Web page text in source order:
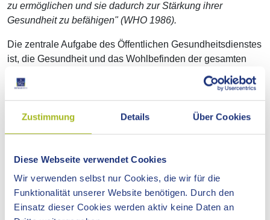
Zustimmung Details Über Cookies
Diese Webseite verwendet Cookies
Wir verwenden selbst nur Cookies, die wir für die
Funktionalität unserer Website benötigen. Durch den
Einsatz dieser Cookies werden aktiv keine Daten an
zu ermöglichen und sie dadurch zur Stärkung ihrer
Gesundheit zu befähigen" (WHO 1986).
Die zentrale Aufgabe des Öffentlichen Gesundheitsdienstes
ist, die Gesundheit und das Wohlbefinden der gesamten
Bevölkerung zu erhalten und zu fördern, damit diese
solange wie möglich an der Gesellschaft aktiv teilhaben
kann.
Dies geschieht auf vielerlei Weise, durch: Veranstaltungen,
Beratungen, Gesundheitsaktionen/-maßnahmen, Projekte,
mehr.
Im Rahmen der Gesundheitsförderung sollen zusätzlich die
Lebenswelten der Menschen (z.B. Kommune, Schule,